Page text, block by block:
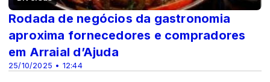
25/10/2025 • 12:44
Rodada de negócios da gastronomia
aproxima fornecedores e compradores
em Arraial d’Ajuda